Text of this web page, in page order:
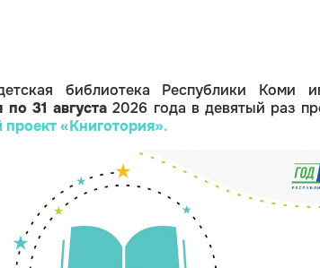
библиотека Республики Коми
31 августа 2026 года в девятый раз
проект «Книготория».